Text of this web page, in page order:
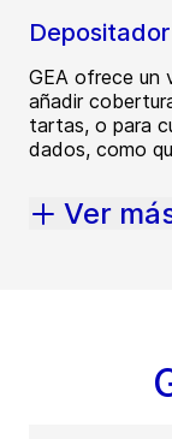
GEA ofrece un
añadir
tartas, o para
dados, como
Ver